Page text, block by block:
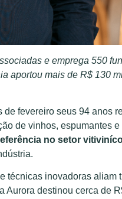
e emprega 550
aportou mais de R$ 130
de fevereiro seus 94 anos
de vinhos, espumantes
no setor
técnicas inovadoras aliam
destinou cerca de